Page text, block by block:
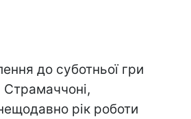
до суботньої гри
Страмаччоні,
рік роботи